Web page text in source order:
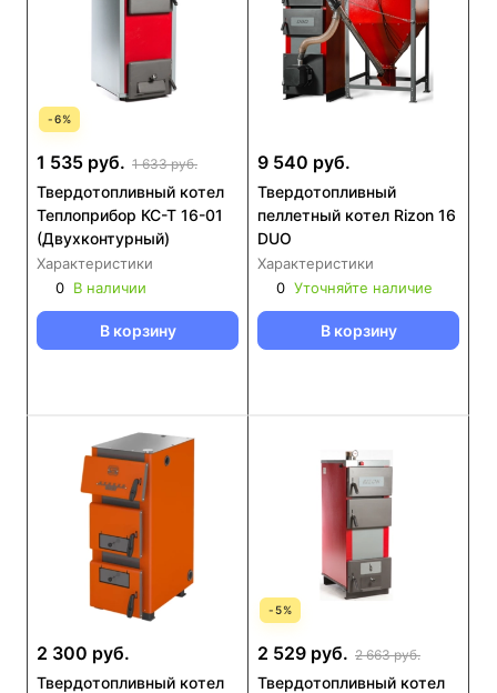
-6%
1 535 руб. 1 633 руб.
Твердотопливный котел
Теплоприбор КС-Т 16-01
(Двухконтурный)
Характеристики
0 В наличии
В корзину
9 540 руб.
Твердотопливный
пеллетный котел Rizon 16
DUO
Характеристики
0 Уточняйте наличие
В корзину
2 300 руб.
Твердотопливный котел
-5%
2 529 руб. 2 663 руб.
Твердотопливный котел